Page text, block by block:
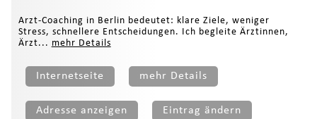
Arzt-Coaching in Berlin bedeutet: klare Ziele, weniger
Stress, schnellere Entscheidungen. Ich begleite Ärztinnen,
Ärzt... mehr Details
Internetseite mehr Details
Adresse anzeigen Eintrag ändern